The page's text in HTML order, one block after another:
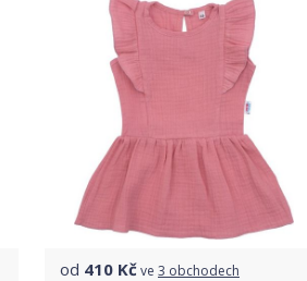
Detail produktu
od 410 Kčve 3 obchodech